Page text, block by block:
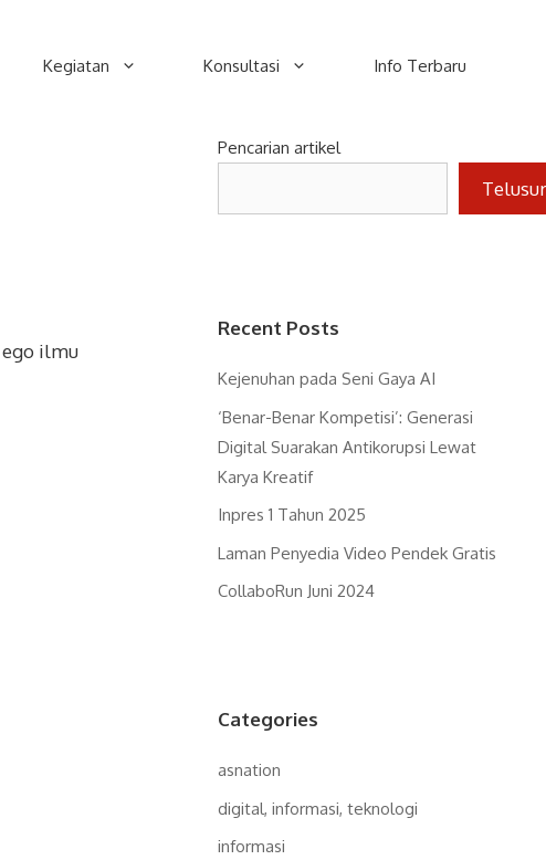
Kegiatan Konsultasi Info Terbaru
ego ilmu
Pencarian artikel
Telusur
Recent Posts
Kejenuhan pada Seni Gaya AI
‘Benar-Benar Kompetisi’: Generasi
Digital Suarakan Antikorupsi Lewat
Karya Kreatif
Inpres 1 Tahun 2025
Laman Penyedia Video Pendek Gratis
CollaboRun Juni 2024
Categories
asnation
digital, informasi, teknologi
informasi